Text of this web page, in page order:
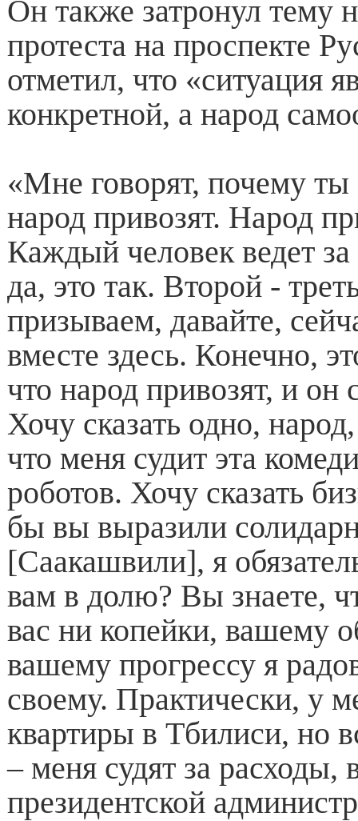
Он также затронул тему
протеста на проспекте
отметил, что «ситуация
конкретной, а народ
«Мне говорят, почему ты
народ привозят. Народ
Каждый человек ведет за
да, это так. Второй -
призываем, давайте,
вместе здесь. Конечно,
что народ привозят, и он
Хочу сказать одно,
что меня судит эта
роботов. Хочу сказать
бы вы выразили
[Саакашвили], я
вам в долю? Вы знаете,
вас ни копейки, вашему
вашему прогрессу я
своему. Практически, у
квартиры в Тбилиси, но
– меня судят за расходы,
президентской